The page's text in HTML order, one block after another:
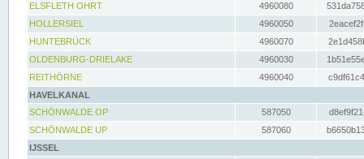
ELSFLETH OHRT
4960080
HOLLERSIEL
4960050
HUNTEBRÜCK
4960070
OLDENBURG-DRIELAKE
4960030
REITHÖRNE
4960040
HAVELKANAL
SCHÖNWALDE OP
587050
SCHÖNWALDE UP
587060
IJSSEL